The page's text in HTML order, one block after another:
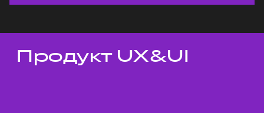
Темы докладов
Продукт UX&UI